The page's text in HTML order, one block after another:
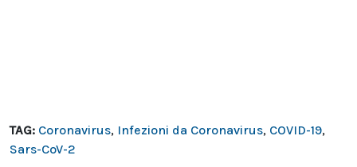
TAG: Coronavirus, Infezioni da Coronavirus, COVID-19,
Sars-CoV-2